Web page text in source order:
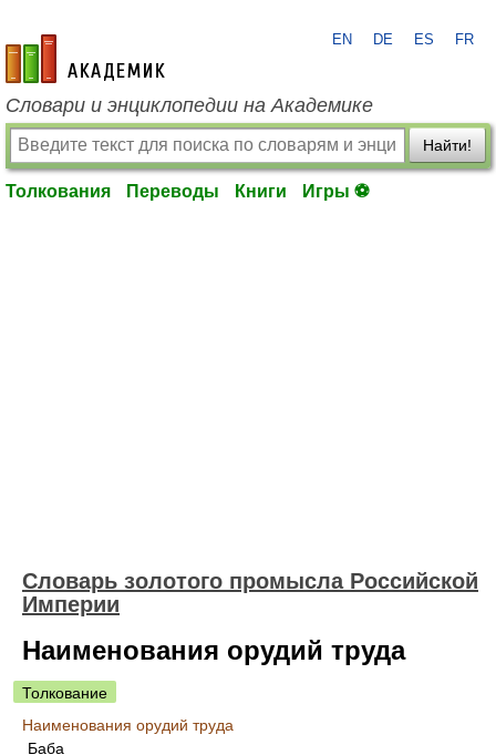
academic.ru
EN DE ES FR
Словари и энциклопедии на Академике
Найти!
Толкования Переводы Книги Игры ⚽
Словарь золотого промысла Российской
Империи
Наименования орудий труда
Толкование
Наименования орудий труда
Баба